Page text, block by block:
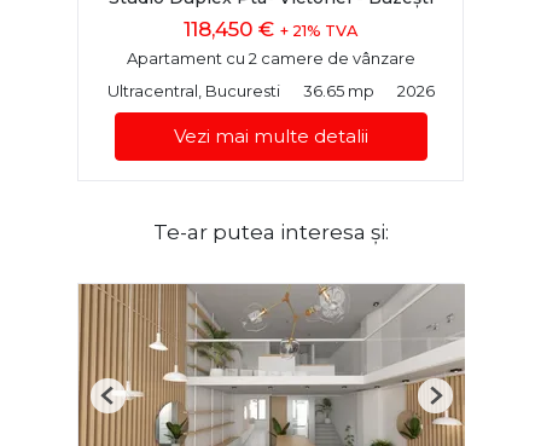
118,450 € + 21% TVA
Apartament cu 2 camere de vânzare
Ultracentral, Bucuresti
36.65 mp 2026
Vezi mai multe detalii
Te-ar putea interesa și:
Previous Next